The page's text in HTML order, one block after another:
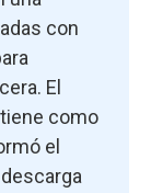
con
El
como
el